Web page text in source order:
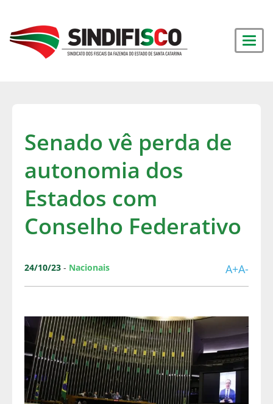
Senado vê perda de
autonomia dos
Estados com
Conselho Federativo
24/10/23 - Nacionais A+A-